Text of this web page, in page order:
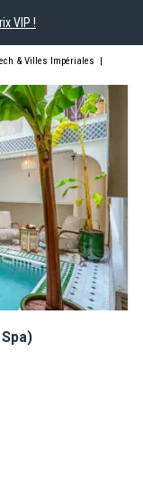
VIP !
& Villes Impériales |
Spa)